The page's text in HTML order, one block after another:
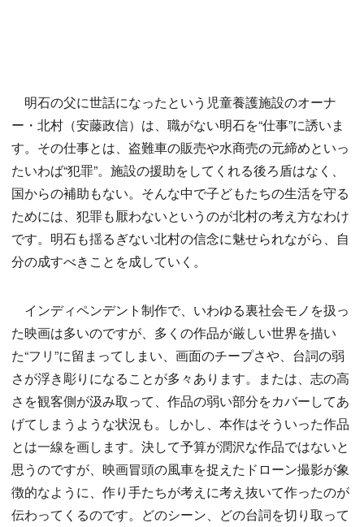
明石の父に世話になったという児童養護施設のオーナ
ー・北村（安藤政信）は、職がない明石を“仕事”に誘いま
す。その仕事とは、盗難車の販売や水商売の元締めといっ
たいわば“犯罪”。施設の援助をしてくれる後ろ盾はなく、
国からの補助もない。そんな中で子どもたちの生活を守る
ためには、犯罪も厭わないというのが北村の考え方なわけ
です。明石も揺るぎない北村の信念に魅せられながら、自
分の成すべきことを成していく。
インディペンデント制作で、いわゆる裏社会モノを扱っ
た映画は多いのですが、多くの作品が厳しい世界を描い
た“フリ”に留まってしまい、画面のチープさや、台詞の弱
さが浮き彫りになることが多々あります。または、志の高
さを観客側が汲み取って、作品の弱い部分をカバーしてあ
げてしまうような状況も。しかし、本作はそういった作品
とは一線を画します。決して予算が潤沢な作品ではないと
思うのですが、映画冒頭の風車を捉えたドローン撮影が象
徴的なように、作り手たちが考えに考え抜いて作ったのが
伝わってくるのです。どのシーン、どの台詞を切り取って